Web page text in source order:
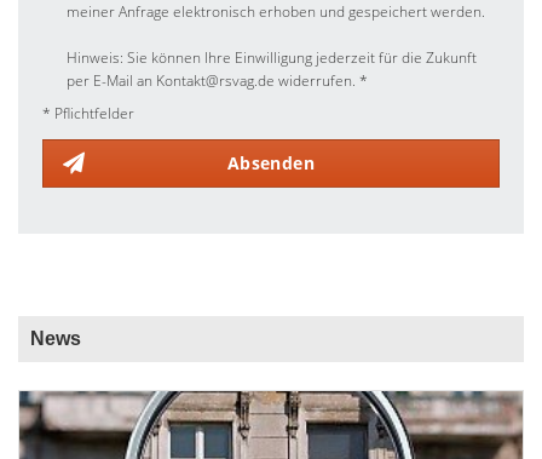
News
meiner Anfrage elektronisch erhoben und gespeichert werden.
Hinweis: Sie können Ihre Einwilligung jederzeit für die Zukunft
per E-Mail an Kontakt@rsvag.de widerrufen. *
* Pflichtfelder
Absenden